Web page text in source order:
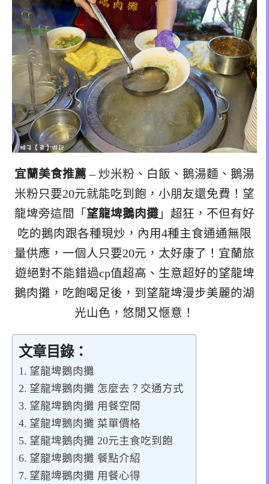
宜蘭美食推薦– 炒米粉、白飯、鵝湯麵、鵝湯
米粉只要20元就能吃到飽，小朋友還免費！望
龍埤旁這間「 望龍埤鵝肉攤 」超狂，不但有好
吃的鵝肉跟各種現炒，內用4種主食通通無限
量供應，一個人只要20元，太好康了！宜蘭旅
遊絕對不能錯過cp值超高、生意超好的望龍埤
鵝肉攤，吃飽喝足後，到望龍埤漫步美麗的湖
光山色，悠閒又愜意！
文章目錄：
望龍埤鵝肉攤
望龍埤鵝肉攤 怎麼去？交通方式
望龍埤鵝肉攤 用餐空間
望龍埤鵝肉攤 菜單價格
望龍埤鵝肉攤 20元主食吃到飽
望龍埤鵝肉攤 餐點介紹
望龍埤鵝肉攤 用餐心得